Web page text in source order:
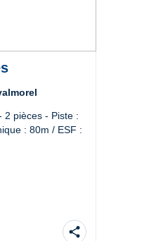
2 pièces - Piste :
: 80m / ESF :
share